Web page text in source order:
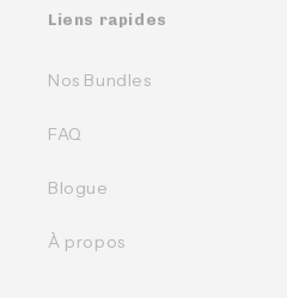
Liens rapides
Nos Bundles
FAQ
Blogue
À propos